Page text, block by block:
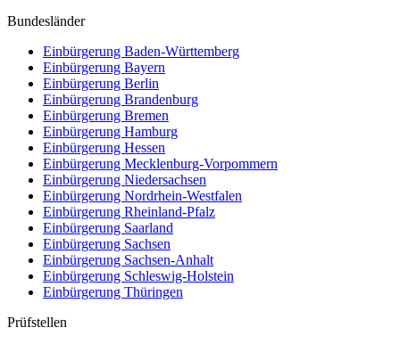
Bundesländer
Einbürgerung Baden-Württemberg
Einbürgerung Bayern
Einbürgerung Berlin
Einbürgerung Brandenburg
Einbürgerung Bremen
Einbürgerung Hamburg
Einbürgerung Hessen
Einbürgerung Mecklenburg-Vorpommern
Einbürgerung Niedersachsen
Einbürgerung Nordrhein-Westfalen
Einbürgerung Rheinland-Pfalz
Einbürgerung Saarland
Einbürgerung Sachsen
Einbürgerung Sachsen-Anhalt
Einbürgerung Schleswig-Holstein
Einbürgerung Thüringen
Prüfstellen